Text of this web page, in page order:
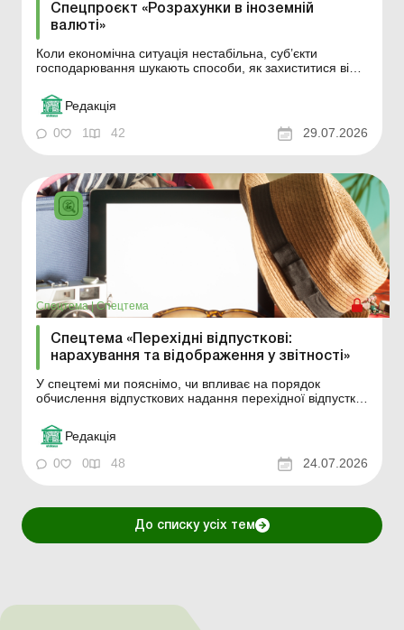
Спецпроєкт «Розрахунки в іноземній
валюті»
Коли економічна ситуація нестабільна, суб’єкти
господарювання шукають способи, як захиститися від
договорі з покупцем до інвалюти і таким чином
підстрахуватися від фінансових втрат. Цей підхід
дозволяє мінімізувати втрати, ...
Редакція
0
1 42 29.07.2026
Спецтема| Спецтема
Спецтема «Перехідні відпусткові:
нарахування та відображення у звітності»
У спецтемі ми пояснімо, чи впливає на порядок
обчислення відпусткових надання перехідної відпустки,
звітними періодами, наведемо алгоритм їх
нарахування та для наочності розглянемо практичні
приклади. У період масових відпусток найбільше
запитан...
Редакція
0
0 48 24.07.2026
До списку усіх тем